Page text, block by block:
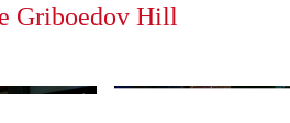
Griboedov Hill